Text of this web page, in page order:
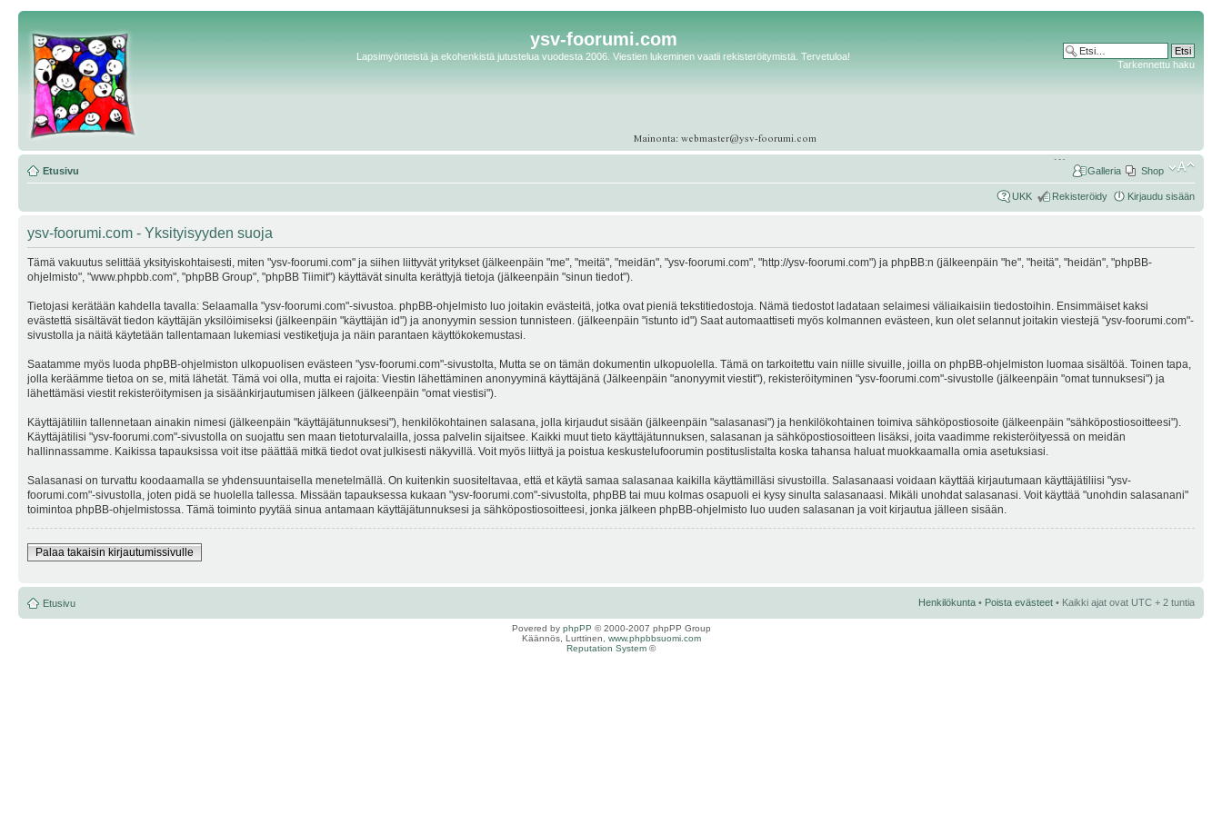
ysv-foorumi.com
Lapsimyönteistä ja ekohenkistä jutustelua vuodesta 2006. Viestien lukeminen vaatii rekisteröitymistä. Tervetuloa!
Tarkennettu haku
Etusivu Shop
Galleria
UKK Rekisteröidy Kirjaudu sisään
ysv-foorumi.com - Yksityisyyden suoja
Tämä vakuutus selittää yksityiskohtaisesti, miten "ysv-foorumi.com" ja siihen liittyvät yritykset (jälkeenpäin "me", "meitä", "meidän", "ysv-foorumi.com", "http://ysv-foorumi.com") ja phpBB:n (jälkeenpäin "he", "heitä", "heidän", "phpBB-
ohjelmisto", "www.phpbb.com", "phpBB Group", "phpBB Tiimit") käyttävät sinulta kerättyjä tietoja (jälkeenpäin "sinun tiedot").
Tietojasi kerätään kahdella tavalla: Selaamalla "ysv-foorumi.com"-sivustoa. phpBB-ohjelmisto luo joitakin evästeitä, jotka ovat pieniä tekstitiedostoja. Nämä tiedostot ladataan selaimesi väliaikaisiin tiedostoihin. Ensimmäiset kaksi
evästettä sisältävät tiedon käyttäjän yksilöimiseksi (jälkeenpäin "käyttäjän id") ja anonyymin session tunnisteen. (jälkeenpäin "istunto id") Saat automaattiseti myös kolmannen evästeen, kun olet selannut joitakin viestejä "ysv-foorumi.com"-
sivustolla ja näitä käytetään tallentamaan lukemiasi vestiketjuja ja näin parantaen käyttökokemustasi.
Saatamme myös luoda phpBB-ohjelmiston ulkopuolisen evästeen "ysv-foorumi.com"-sivustolta, Mutta se on tämän dokumentin ulkopuolella. Tämä on tarkoitettu vain niille sivuille, joilla on phpBB-ohjelmiston luomaa sisältöä. Toinen tapa,
jolla keräämme tietoa on se, mitä lähetät. Tämä voi olla, mutta ei rajoita: Viestin lähettäminen anonyyminä käyttäjänä (Jälkeenpäin "anonyymit viestit"), rekisteröityminen "ysv-foorumi.com"-sivustolle (jälkeenpäin "omat tunnuksesi") ja
lähettämäsi viestit rekisteröitymisen ja sisäänkirjautumisen jälkeen (jälkeenpäin "omat viestisi").
Käyttäjätiliin tallennetaan ainakin nimesi (jälkeenpäin "käyttäjätunnuksesi"), henkilökohtainen salasana, jolla kirjaudut sisään (jälkeenpäin "salasanasi") ja henkilökohtainen toimiva sähköpostiosoite (jälkeenpäin "sähköpostiosoitteesi").
Käyttäjätilisi "ysv-foorumi.com"-sivustolla on suojattu sen maan tietoturvalailla, jossa palvelin sijaitsee. Kaikki muut tieto käyttäjätunnuksen, salasanan ja sähköpostiosoitteen lisäksi, joita vaadimme rekisteröityessä on meidän
hallinnassamme. Kaikissa tapauksissa voit itse päättää mitkä tiedot ovat julkisesti näkyvillä. Voit myös liittyä ja poistua keskustelufoorumin postituslistalta koska tahansa haluat muokkaamalla omia asetuksiasi.
Salasanasi on turvattu koodaamalla se yhdensuuntaisella menetelmällä. On kuitenkin suositeltavaa, että et käytä samaa salasanaa kaikilla käyttämilläsi sivustoilla. Salasanaasi voidaan käyttää kirjautumaan käyttäjätiliisi "ysv-
foorumi.com"-sivustolla, joten pidä se huolella tallessa. Missään tapauksessa kukaan "ysv-foorumi.com"-sivustolta, phpBB tai muu kolmas osapuoli ei kysy sinulta salasanaasi. Mikäli unohdat salasanasi. Voit käyttää "unohdin salasanani"
toimintoa phpBB-ohjelmistossa. Tämä toiminto pyytää sinua antamaan käyttäjätunnuksesi ja sähköpostiosoitteesi, jonka jälkeen phpBB-ohjelmisto luo uuden salasanan ja voit kirjautua jälleen sisään.
Palaa takaisin kirjautumissivulle
Etusivu Henkilökunta • Poista evästeet • Kaikki ajat ovat UTC + 2 tuntia
Povered by phpPP © 2000-2007 phpPP Group
Käännös, Lurttinen, www.phpbbsuomi.com
Reputation System ©